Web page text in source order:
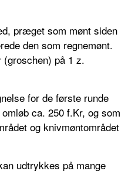
præget som mønt siden
den som regnemønt.
på 1 z.
for de første runde
ca. 250 f.Kr, og som
og knivmøntområdet
udtrykkes på mange